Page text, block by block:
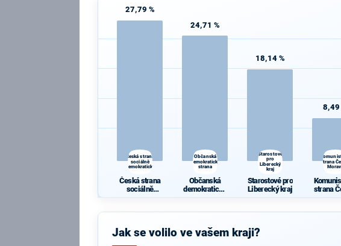
27,79 %
Česká strana
sociálně
demokratická
Česká strana
sociálně
24,71 %
Občanská
demokratická
strana
Občanská
demokratická
18,14 %
Starostové
pro
Liberecký
kraj
Starostové pro
Liberecký kraj
8,49
strana
strana
Jak se volilo ve vašem kraji?